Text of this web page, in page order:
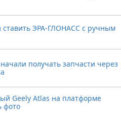
ставить ЭРА-ГЛОНАСС с ручным
получать запчасти через
Geely Atlas на платформе
фото